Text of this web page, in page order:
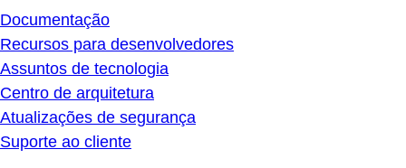
Documentação
Recursos para desenvolvedores
Assuntos de tecnologia
Centro de arquitetura
Atualizações de segurança
Suporte ao cliente